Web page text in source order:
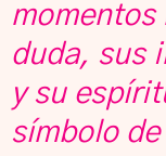
momentos
duda, sus
y su
símbolo